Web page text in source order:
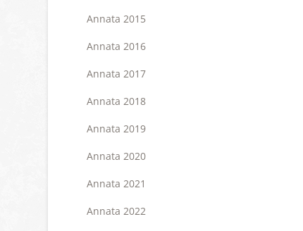
Annata 2015
Annata 2016
Annata 2017
Annata 2018
Annata 2019
Annata 2020
Annata 2021
Annata 2022